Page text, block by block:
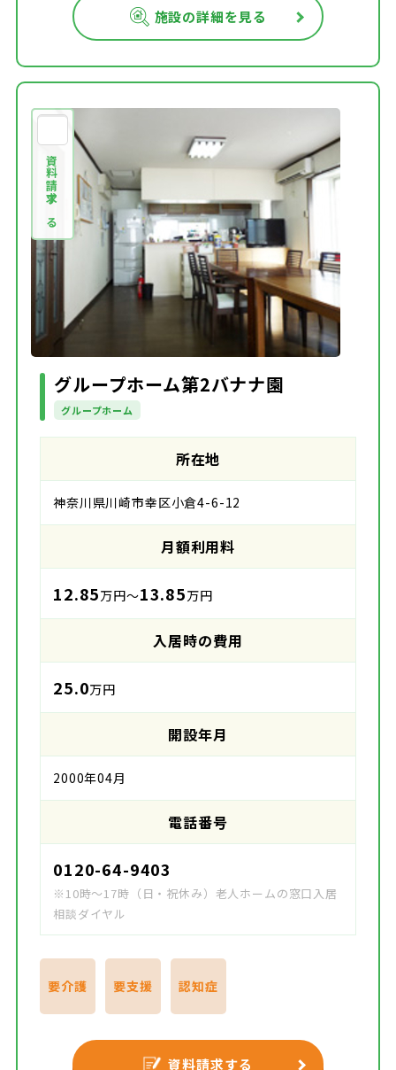
施設の詳細を見る
資料請求する
グループホーム第2バナナ園
グループホーム
所在地
神奈川県川崎市幸区小倉4-6-12
月額利用料
12.85万円～13.85万円
入居時の費用
25.0万円
開設年月
2000年04月
電話番号
0120-64-9403
※10時～17時（日・祝休み）老人ホームの窓口入居
相談ダイヤル
要介護 要支援 認知症
資料請求する